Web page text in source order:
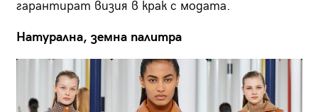
гарантират визия в крак с модата.
Натурална, земна палитра